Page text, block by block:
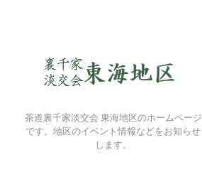
茶道裏千家淡交会 東海地区のホームページ
です。地区のイベント情報などをお知らせ
します。